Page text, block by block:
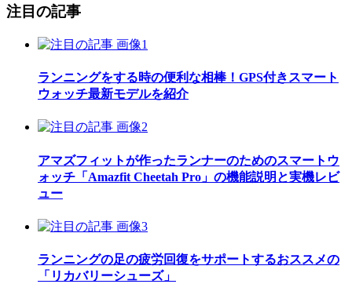
注目の記事
ランニングをする時の便利な相棒！GPS付きスマート
ウォッチ最新モデルを紹介
アマズフィットが作ったランナーのためのスマートウ
ォッチ「Amazfit Cheetah Pro」の機能説明と実機レビ
ュー
ランニングの足の疲労回復をサポートするおススメの
「リカバリーシューズ」